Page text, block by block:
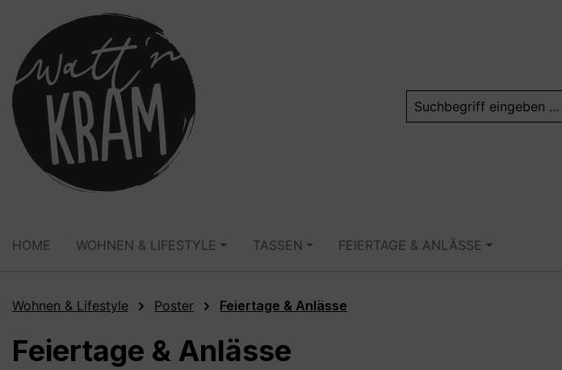
Zur Hauptnavigation springen
HOME WOHNEN & LIFESTYLE TASSEN FEIERTAGE & ANLÄSSE
Wohnen & Lifestyle Poster Feiertage & Anlässe
Feiertage & Anlässe